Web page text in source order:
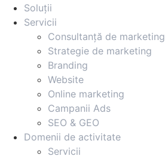
Soluții
Servicii
Consultanță de marketing
Strategie de marketing
Branding
Website
Online marketing
Campanii Ads
SEO & GEO
Domenii de activitate
Servicii